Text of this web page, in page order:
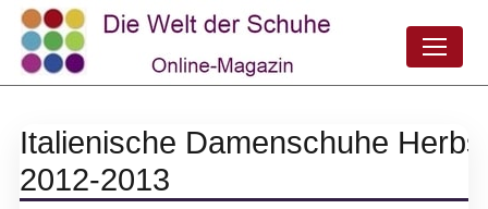
Italienische Damenschuhe
2012-2013